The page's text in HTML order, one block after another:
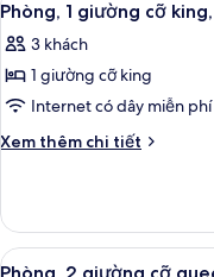
1
Bed
And
Queen
Beds,
Non
tất
cả
ảnh
Phòng,
1
king,
không
6
Phòng, 1 giường cỡ
3 khách
1 giường cỡ king
Internet có dây miễn phí
Xem thêm chi tiết
Chi
Phòng,
giường
Xem
7